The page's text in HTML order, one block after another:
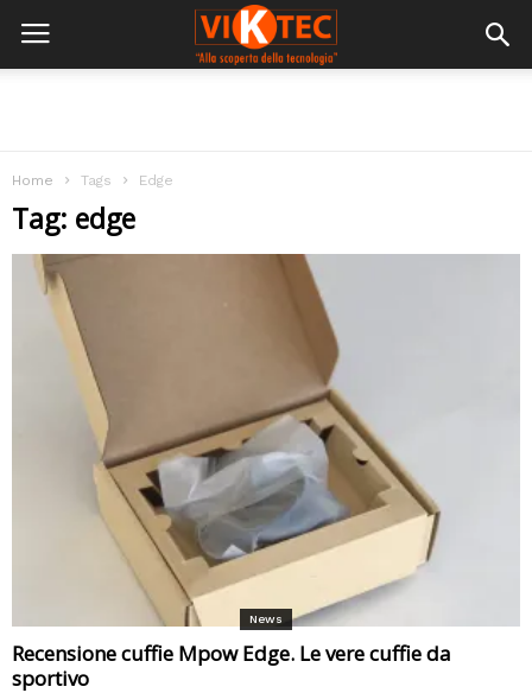
Home Tags Edge
Tag: edge
News
Recensione cuffie Mpow Edge. Le vere cuffie da
sportivo